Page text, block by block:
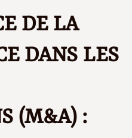
DE LA
DANS LES
(M&A) :